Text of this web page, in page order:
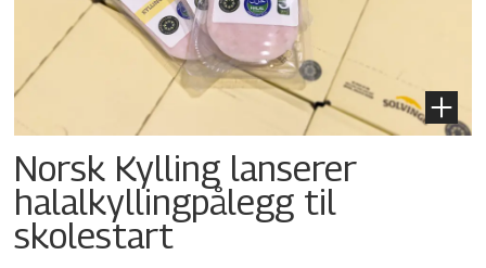
Norsk Kylling lanserer
halalkyllingpålegg til
skolestart